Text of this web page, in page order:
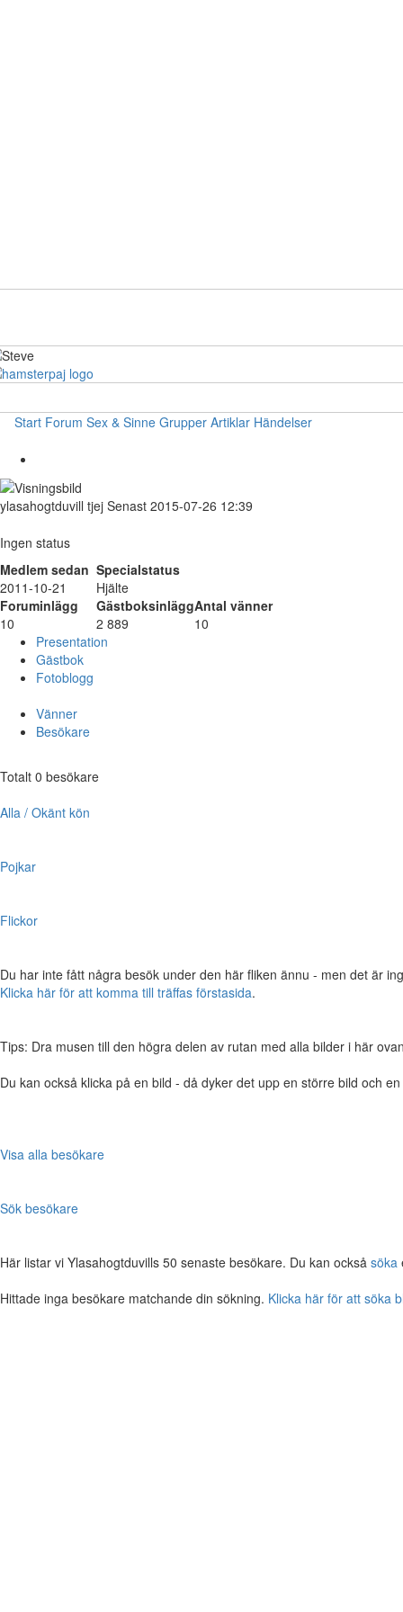
Start Forum Sex & Sinne Grupper Artiklar Händelser
ylasahogtduvill tjej Senast 2015-07-26 12:39
Ingen status
Medlem sedan Specialstatus
2011-10-21
Hjälte
Foruminlägg
GästboksinläggAntal vänner
10
2 889
10
Presentation
Gästbok
Fotoblogg
Vänner
Besökare
Totalt 0 besökare
Alla / Okänt kön
Pojkar
Flickor
Du har inte fått några besök under den här fliken ännu - men det är
Klicka här för att komma till träffas förstasida.
Tips: Dra musen till den högra delen av rutan med alla bilder i här
Du kan också klicka på en bild - då dyker det upp en större bild och
Visa alla besökare
Sök besökare
Här listar vi Ylasahogtduvills 50 senaste besökare. Du kan också söka
Hittade inga besökare matchande din sökning. Klicka här för att söka